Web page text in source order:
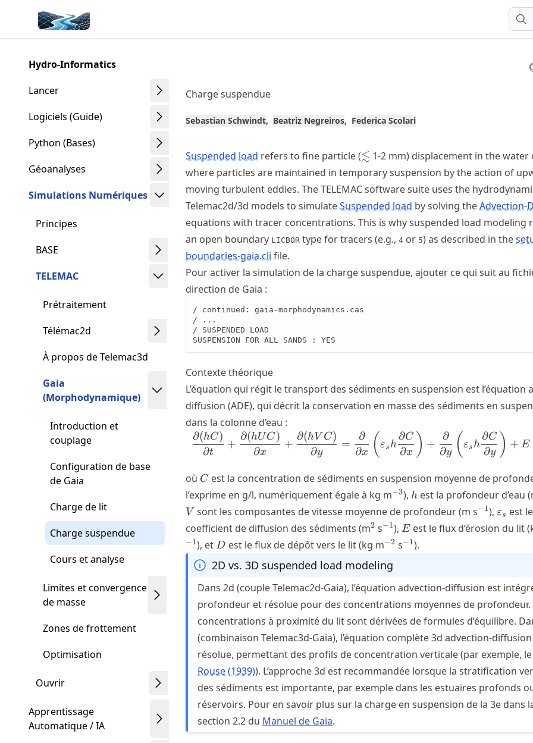
article
content
Made with MyST
Hydro-Informatics
Lancer
Logiciels (Guide)
Python (Bases)
Géoanalyses
Simulations Numériques
Principes
BASE
TELEMAC
Prétraitement
Télémac2d
À propos de Telemac3d
Gaia
(Morphodynamique)
Introduction et
couplage
Configuration de base
de Gaia
Charge de lit
Charge suspendue
Cours et analyse
Limites et convergence
de masse
Zones de frottement
Optimisation
Ouvrir
Apprentissage
Automatique / IA
Charge suspendue
Sebastian Schwindt Beatriz Negreiros Federica Scolari
Suspended load refers to fine particle (\lesssim
≲ 1-2 mm) displacement in the water
where particles are maintained in temporary suspension by the action of
moving turbulent eddies. The TELEMAC software suite uses the
Telemac2d/3d models to simulateSuspended load by solving theAdvection-
equations with tracer concentrations. This is why suspended load modeling
an open boundary LICBOR type for tracers (e.g., 4 or 5) as described in the
boundaries-gaia.cli file.
Pour activer la simulation de la charge suspendue, ajouter ce qui suit au
direction de Gaia :
/ continued: gaia-morphodynamics.cas
/ ...
/ SUSPENDED LOAD
SUSPENSION FOR ALL SANDS : YES
Contexte théorique
L’équation qui régit le transport des sédiments en suspension est l’équation
diffusion (ADE), qui décrit la conservation en masse des sédiments en
dans la colonne d’eau :
\frac{\partial (hC)}{\partial
∂t
∂(hC)
+
∂x
∂(hUC)
+
∂y
∂(hV C)
=
∂x
∂ (εs h
∂x
∂C ) +
∂y
∂ (εs h
∂y
∂C ) + E
où C
C est la concentration de sédiments en suspension moyenne de
l’exprime en g/l, numériquement égale à kg m^{-3}
−3), h
h est la profondeur d’eau
V sont les composantes de vitesse moyenne de profondeur (m s^{-1}
−1),εs est le
coefficient de diffusion des sédiments (m^2
2 s^{-1}
−1), E
E est le flux d’érosion du lit
−1), et D
D est le flux de dépôt vers le lit (kg m^{-2}
−2 s^{-1}
−1).
2D vs. 3D suspended load modeling
Dans 2d (couple Telemac2d-Gaia), l’équation advection-diffusion est
profondeur et résolue pour des concentrations moyennes de profondeur.
concentrations à proximité du lit sont dérivées de formules d’équilibre.
(combinaison Telemac3d-Gaia), l’équation complète 3d advection-
résolue, permettant des profils de concentration verticale (par exemple,
Rouse (1939)). L’approche 3d est recommandée lorsque la stratification
des sédiments est importante, par exemple dans les estuaires profonds
réservoirs. Pour en savoir plus sur la charge en suspension de la 3e dans
section 2.2 du Manuel de Gaia.